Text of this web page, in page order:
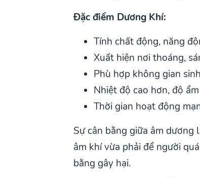
Đặc điểm Dương Khí:
Tính chất động, năng
Xuất hiện nơi thoáng,
Phù hợp không gian
Nhiệt độ cao hơn, độ
Thời gian hoạt động
Sự cân bằng giữa âm
âm khí vừa phải để người
bằng gây hại.